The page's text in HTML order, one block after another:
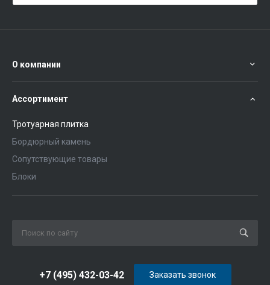
О компании
Ассортимент
Тротуарная плитка
Бордюрный камень
Сопутствующие товары
Блоки
+7 (495) 432-03-42 Заказать звонок